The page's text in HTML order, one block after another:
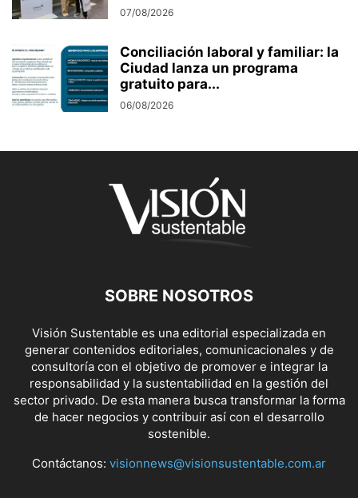
07/08/2026
Conciliación laboral y familiar: la
Ciudad lanza un programa
gratuito para...
06/08/2026
SOBRE NOSOTROS
Visión Sustentable es una editorial especializada en
generar contenidos editoriales, comunicacionales y de
consultoría con el objetivo de promover e integrar la
responsabilidad y la sustentabilidad en la gestión del
sector privado. De esta manera busca transformar la forma
de hacer negocios y contribuir así con el desarrollo
sostenible.
Contáctanos: visionnews@visionsustentable.com.ar